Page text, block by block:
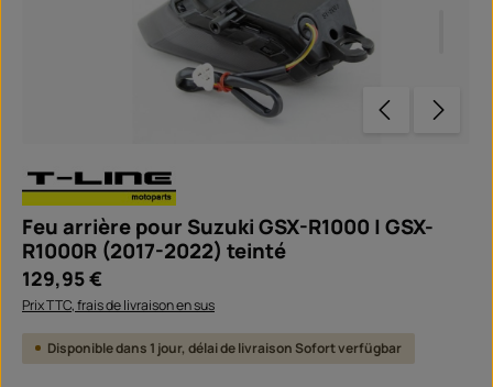
Feu arrière pour Suzuki GSX-R1000 | GSX-
R1000R (2017-2022) teinté
Prix régulier :
129,95 €
Prix TTC, frais de livraison en sus
Disponible dans 1 jour, délai de livraison Sofort verfügbar